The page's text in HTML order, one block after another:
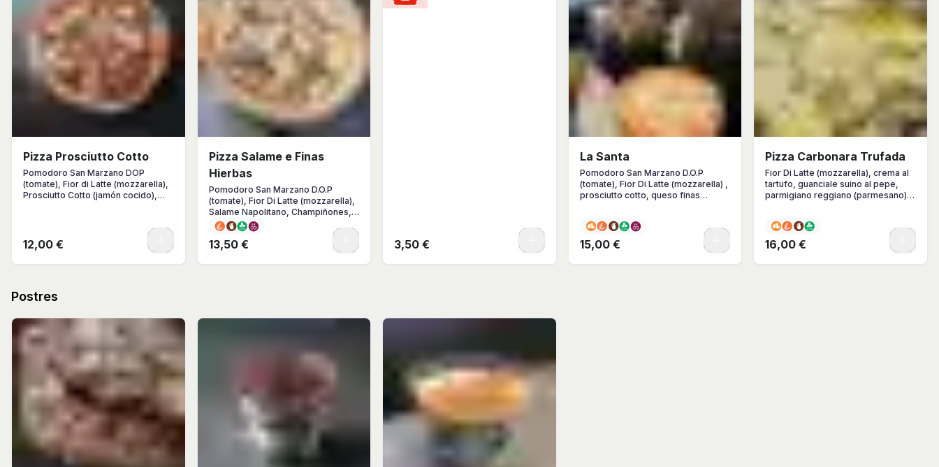
Pizza Prosciutto Cotto
Pomodoro San Marzano DOP
(tomate), Fior di Latte (mozzarella),
Prosciutto Cotto (jamón cocido),
12,00 €
Pizza Salame e Finas
Hierbas
Pomodoro San Marzano D.O.P
(tomate), Fior Di Latte (mozzarella),
Salame Napolitano, Champiñones,
Queso Finas Hierbas, Albahaca y
AOVE
13,50 € 3,50 €
La Santa
Pomodoro San Marzano D.O.P
(tomate), Fior Di Latte (mozzarella) ,
prosciutto cotto, queso finas
15,00 €
Pizza Carbonara Trufada
Fior Di Latte (mozzarella), crema al
tartufo, guanciale suino al pepe,
parmigiano reggiano (parmesano),
16,00 €
Postres